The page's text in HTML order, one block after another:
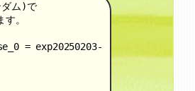
ム)で
。
= exp20250203-